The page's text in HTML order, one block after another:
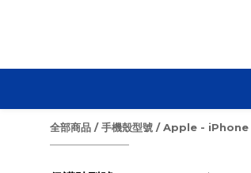
全部商品 /手機殼型號 /Apple - iPhone